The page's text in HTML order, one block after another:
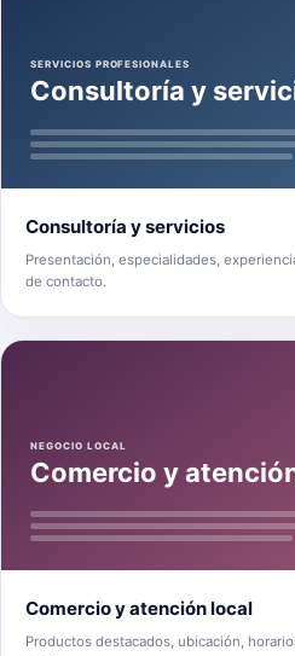
SERVICIOS PROFESIONALES
Consultoría y
Consultoría y servicios
Presentación, especialidades,
de contacto.
NEGOCIO LOCAL
Comercio y
Comercio y atención local
Productos destacados, ubicación,